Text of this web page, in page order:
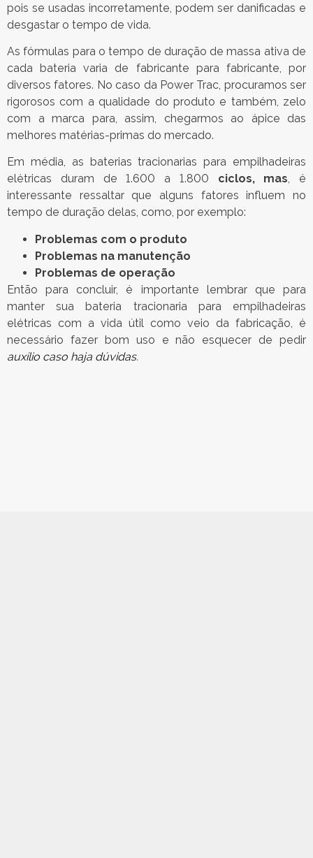
pois se usadas incorretamente, podem ser danificadas e
desgastar o tempo de vida.
As fórmulas para o tempo de duração de massa ativa de
cada bateria varia de fabricante para fabricante, por
diversos fatores. No caso da Power Trac, procuramos ser
rigorosos com a qualidade do produto e também, zelo
com a marca para, assim, chegarmos ao ápice das
melhores matérias-primas do mercado.
Em média, as baterias tracionarias para empilhadeiras
elétricas duram de 1.600 a 1.800 ciclos, mas, é
interessante ressaltar que alguns fatores influem no
tempo de duração delas, como, por exemplo:
Problemas com o produto
Problemas na manutenção
Problemas de operação
Então para concluir, é importante lembrar que para
manter sua bateria tracionaria para empilhadeiras
elétricas com a vida útil como veio da fabricação, é
necessário fazer bom uso e não esquecer de pedir
auxílio caso haja dúvidas.